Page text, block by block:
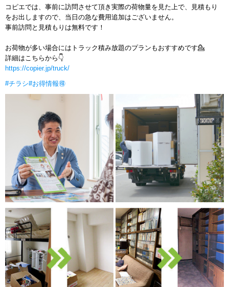
コピエでは、事前に訪問させて頂き実際の荷物量を見た上で、見積もり
をお出しますので、当日の急な費用追加はございません。
事前訪問と見積もりは無料です！
お荷物が多い場合にはトラック積み放題のプランもおすすめです💁
詳細はこちらから👇
https://copier.jp/truck/
#チラシ#お得情報🉐